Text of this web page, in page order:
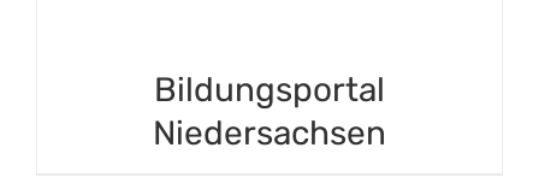
Bildungsportal
Niedersachsen